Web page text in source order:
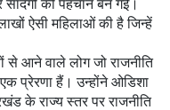
की पहचान बन गईं।
ऐसी महिलाओं की है जिन्हें
से आने वाले लोग जो राजनीति
एक प्रेरणा हैं। उन्होंने ओडिशा
के राज्य स्तर पर राजनीति